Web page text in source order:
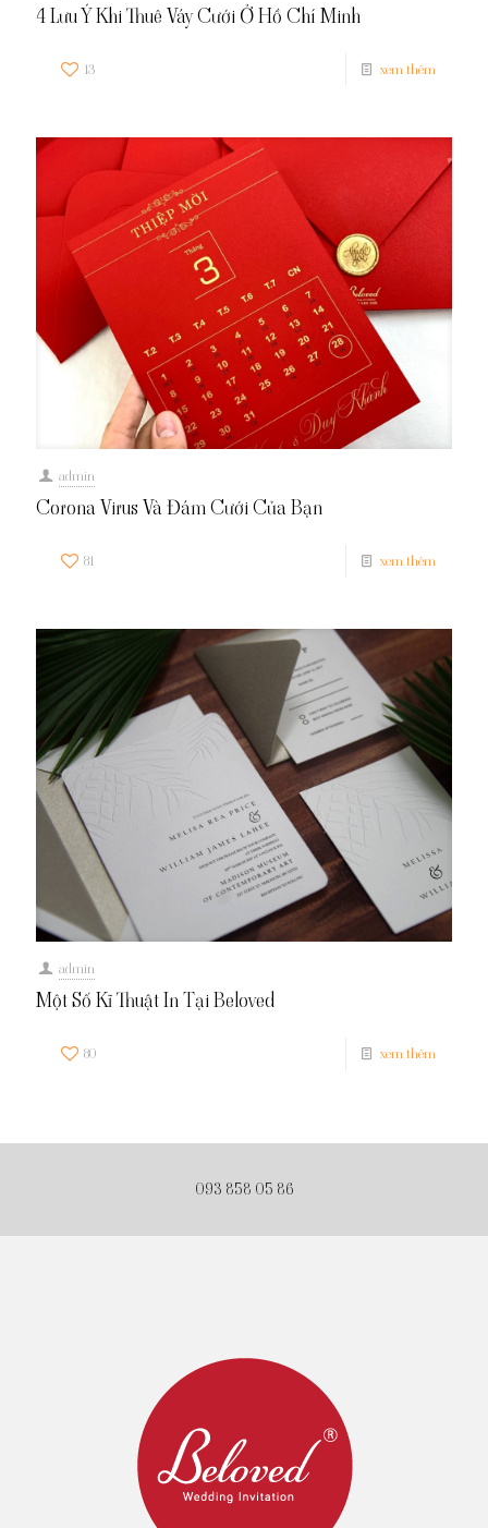
4 Lưu Ý Khi Thuê Váy Cưới Ở Hồ Chí Minh
13 xem thêm
admin
Corona Virus Và Đám Cưới Của Bạn
81 xem thêm
admin
Một Số Kĩ Thuật In Tại Beloved
80 xem thêm
093 858 05 86